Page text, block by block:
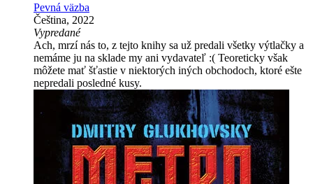
Pevná väzba
Čeština, 2022
Vypredané
Ach, mrzí nás to, z tejto knihy sa už predali všetky výtlačky a
nemáme ju na sklade my ani vydavateľ :( Teoreticky však
môžete mať šťastie v niektorých iných obchodoch, ktoré ešte
nepredali posledné kusy.